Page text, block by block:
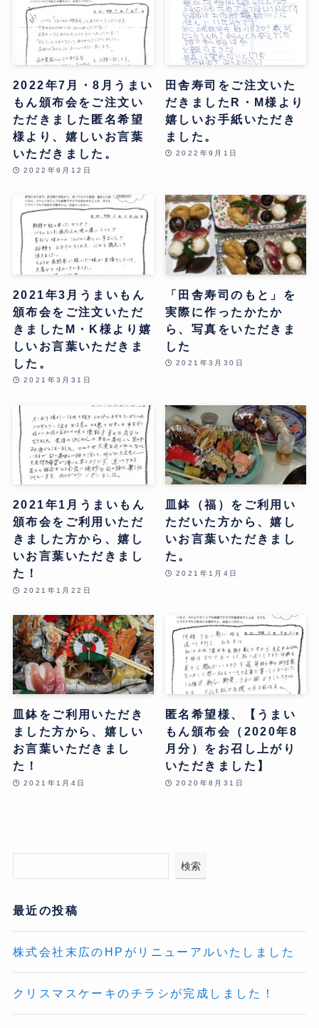
2022年7月・8月うまい
もん頒布会をご注文い
ただきました匿名希望
様より、嬉しいお言葉
いただきました。
2022年9月12日
田舎寿司をご注文いた
だきましたR・M様より
嬉しいお手紙いただき
ました。
2022年9月1日
2021年3月うまいもん
頒布会をご注文いただ
きましたM・K様より嬉
しいお言葉いただきま
した。
2021年3月31日
「田舎寿司のもと」を
実際に作ったかたか
ら、写真をいただきま
した
2021年3月30日
2021年1月うまいもん
頒布会をご利用いただ
きました方から、嬉し
いお言葉いただきまし
た！
2021年1月22日
皿鉢（福）をご利用い
ただいた方から、嬉し
いお言葉いただきまし
た。
2021年1月4日
皿鉢をご利用いただき
ました方から、嬉しい
お言葉いただきまし
た！
2021年1月4日
匿名希望様、【うまい
もん頒布会（2020年8
月分）をお召し上がり
いただきました】
2020年8月31日
検索
最近の投稿
株式会社末広のHPがリニューアルいたしました
クリスマスケーキのチラシが完成しました！